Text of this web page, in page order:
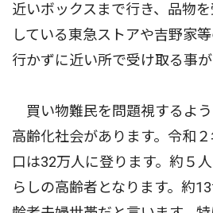
近いボックスまで行き、品物
している東急ストアや吉野家
行かずに近い所で受け取る事が
買い物難民を問題視するよう
高齢化社会があります。令和
口は32万人に登ります。約５
らしの高齢者となります。約